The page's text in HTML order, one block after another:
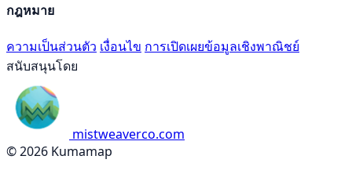
กฎหมาย
ความเป็นส่วนตัว เงื่อนไข การเปิดเผยข้อมูลเชิงพาณิชย์
สนับสนุนโดย
mistweaverco.com
© 2026 Kumamap